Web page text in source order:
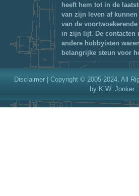
heeft hem tot in de
van zijn leven af kunnen
van de
in zijn lijf. De contacten
andere hobbyisten
belangrijke steun voor
Disclaimer | Copyright © 2005-2024. All
by K.W. Jonker.